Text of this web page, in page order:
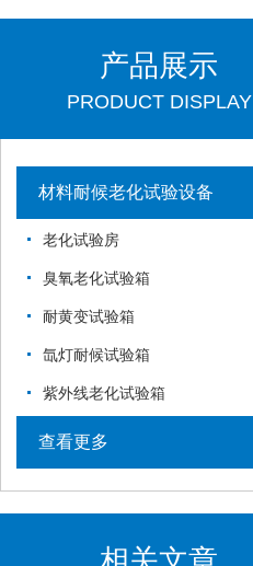
产品展示
PRODUCT DISPLAY
材料耐候老化试验设备
老化试验房
臭氧老化试验箱
耐黄变试验箱
氙灯耐候试验箱
紫外线老化试验箱
查看更多